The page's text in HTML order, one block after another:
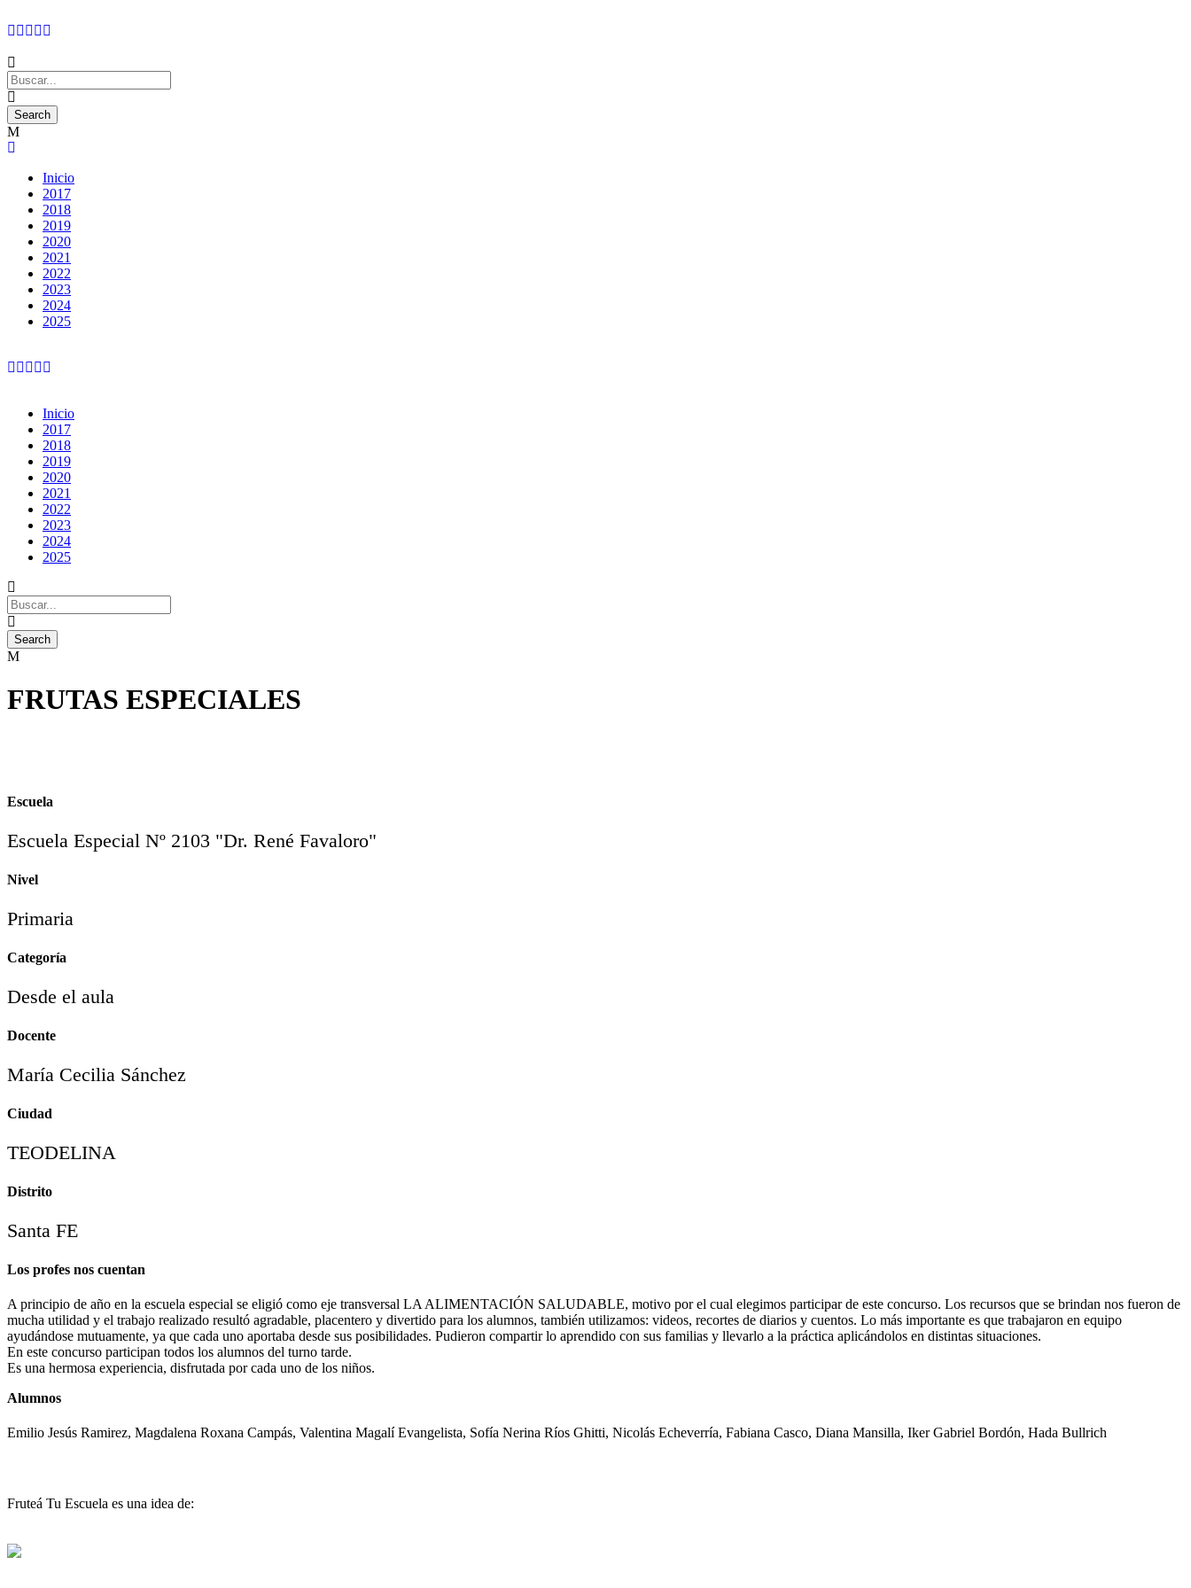
Inicio
2017
2018
2019
2020
2021
2022
2023
2024
2025
Inicio
2017
2018
2019
2020
2021
2022
2023
2024
2025
FRUTAS ESPECIALES
Escuela
Escuela Especial Nº 2103 "Dr. René Favaloro"
Nivel
Primaria
Categoría
Desde el aula
Docente
María Cecilia Sánchez
Ciudad
TEODELINA
Distrito
Santa FE
Los profes nos cuentan
A principio de año en la escuela especial se eligió como eje transversal LA ALIMENTACIÓN SALUDABLE, motivo por el cual elegimos participar de este concurso. Los recursos que se brindan nos fueron de
mucha utilidad y el trabajo realizado resultó agradable, placentero y divertido para los alumnos, también utilizamos: videos, recortes de diarios y cuentos. Lo más importante es que trabajaron en equipo
ayudándose mutuamente, ya que cada uno aportaba desde sus posibilidades. Pudieron compartir lo aprendido con sus familias y llevarlo a la práctica aplicándolos en distintas situaciones.
En este concurso participan todos los alumnos del turno tarde.
Es una hermosa experiencia, disfrutada por cada uno de los niños.
Alumnos
Emilio Jesús Ramirez, Magdalena Roxana Campás, Valentina Magalí Evangelista, Sofía Nerina Ríos Ghitti, Nicolás Echeverría, Fabiana Casco, Diana Mansilla, Iker Gabriel Bordón, Hada Bullrich
Fruteá Tu Escuela es una idea de: